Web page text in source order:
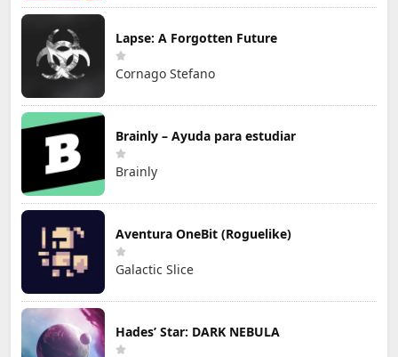
Lapse: A Forgotten Future
Cornago Stefano
Brainly – Ayuda para estudiar
Brainly
Aventura OneBit (Roguelike)
Galactic Slice
Hades’ Star: DARK NEBULA